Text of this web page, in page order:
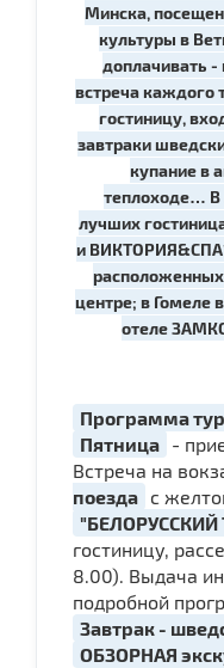
Минска,
культуры в
доплачивать -
встреча каждого
гостиницу,
завтраки
купание в
теплоходе… В
лучших
и
центре; в Гомеле
отеле
Программа
Пятница -
Встреча на
поезда с
"БЕЛОРУССКИЙ
гостиницу,
8.00). Выдача
подробной
Завтрак -
ОБЗОРНАЯ